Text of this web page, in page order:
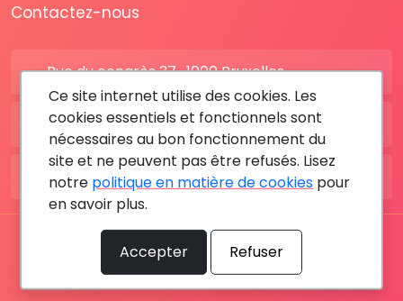
Contactez-nous
Rue du congrès 37 , 1000 Bruxelles
BE: +32 28080227
FR: +33 183642895
Tous les droits sont réservés © 2026 RDV MÉDICAL By
MediaSatCom
Ce site internet utilise des cookies. Les
cookies essentiels et fonctionnels sont
nécessaires au bon fonctionnement du
site et ne peuvent pas être refusés. Lisez
notre politique en matière de cookies pour
en savoir plus.
Accepter Refuser